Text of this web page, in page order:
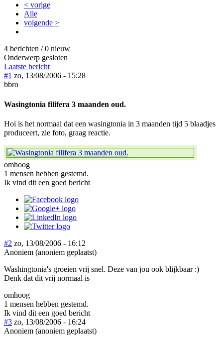
< vorige
Alle
volgende >
4 berichten / 0 nieuw
Onderwerp gesloten
Laatste bericht
#1 zo, 13/08/2006 - 15:28
bbro
Wasingtonia filifera 3 maanden oud.
Hoi is het normaal dat een wasingtonia in 3 maanden tijd 5 blaadjes
produceert, zie foto, graag reactie.
omhoog
1 mensen hebben gestemd.
Ik vind dit een goed bericht
#2 zo, 13/08/2006 - 16:12
Anoniem (anoniem geplaatst)
Washingtonia's groeien vrij snel. Deze van jou ook blijkbaar :)
Denk dat dit vrij normaal is
omhoog
1 mensen hebben gestemd.
Ik vind dit een goed bericht
#3 zo, 13/08/2006 - 16:24
Anoniem (anoniem geplaatst)